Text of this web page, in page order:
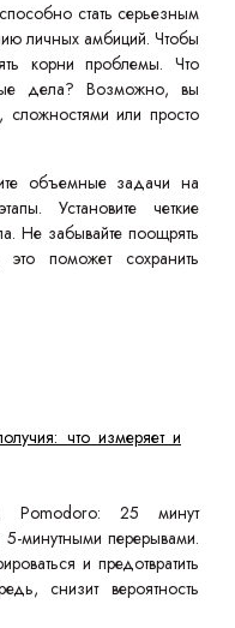
стать серьезным
личных амбиций. Чтобы
корни проблемы. Что
дела? Возможно, вы
сложностями или просто
объемные задачи на
Установите четкие
Не забывайте поощрять
это поможет сохранить
что измеряет и
Pomodoro: 25 минут
минутными перерывами.
и предотвратить
снизит вероятность